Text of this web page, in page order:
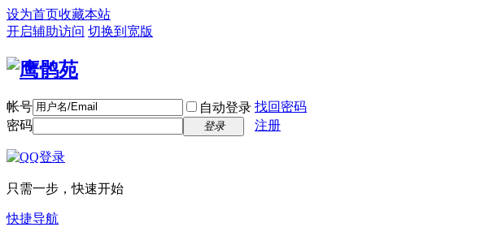
设为首页收藏本站
开启辅助访问 切换到宽版
帐号 自动登录 找回密码
密码
登录 注册
只需一步，快速开始
快捷导航